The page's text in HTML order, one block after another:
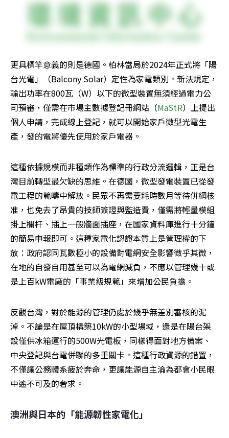
更具標竿意義的則是德國。柏林當局於2024年正式將「陽
台光電」（Balcony Solar）定性為家電類別。新法規定，
輸出功率在800瓦（W）以下的微型裝置無須經過電力公
司預審，僅需在市場主數據登記冊網站（MaStR）上提出
個人申請，完成線上登記，就可以開始家戶微型光電生
產，發的電將優先使用於家戶電器。
這種依據規模而非種類作為標準的行政分流邏輯，正是台
灣目前轉型最欠缺的思維。在德國，微型發電裝置已從發
電工程的範疇中解放。民眾不再需要耗時數月等待併網核
准，也免去了昂貴的技師簽證與監造費，僅需將輕量模組
掛上欄杆、插上一般牆面插座，在國家資料庫進行十分鐘
的簡易申報即可。這種家電化認證本質上是管理權的下
放：政府認同瓦數極小的設備對電網安全影響微乎其微，
在地的自發自用甚至可以為電網減負，不應以管理幾十或
是上百kW電廠的「事業級規範」來增加公民負擔。
反觀台灣，對於能源的管理仍處於幾乎無差別審核的泥
淖。不論是在屋頂構築10kW的小型場域，還是在陽台架
設僅供冰箱運行的500W光電板，同樣得面對地方備案、
中央登記與台電併聯的多重關卡。這種行政資源的錯置，
不僅讓公務體系疲於奔命，更讓能源自主淪為都會小民眼
中遙不可及的奢求。
澳洲與日本的「能源韌性家電化」